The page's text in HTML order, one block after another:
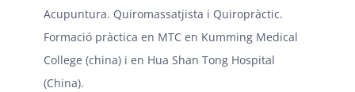
Acupuntura. Quiromassatjista i Quiropràctic.
Formació pràctica en MTC en Kumming Medical
College (china) i en Hua Shan Tong Hospital
(China).